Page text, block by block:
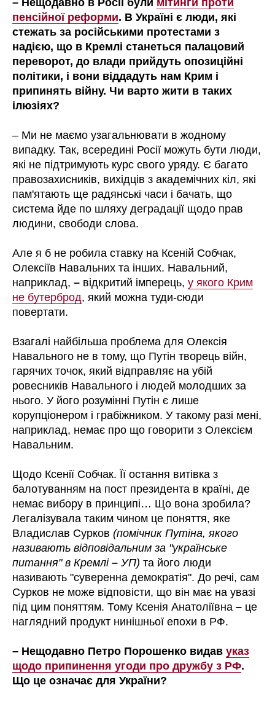
– Нещодавно в Росії були мітинги проти
пенсійної реформи. В Україні є люди, які
стежать за російськими протестами з
надією, що в Кремлі станеться палацовий
переворот, до влади прийдуть опозиційні
політики, і вони віддадуть нам Крим і
припинять війну. Чи варто жити в таких
ілюзіях?
– Ми не маємо узагальнювати в жодному
випадку. Так, всередині Росії можуть бути люди,
які не підтримують курс свого уряду. Є багато
правозахисників, вихідців з академічних кіл, які
пам'ятають ще радянські часи і бачать, що
система йде по шляху деградації щодо прав
людини, свободи слова.
Але я б не робила ставку на Ксеній Собчак,
Олексіїв Навальних та інших. Навальний,
наприклад,– відкритий імперець,у якого Крим
не бутерброд, який можна туди-сюди
повертати.
Взагалі найбільша проблема для Олексія
Навального не в тому, що Путін творець війн,
гарячих точок, який відправляє на убій
ровесників Навального і людей молодших за
нього. У його розумінні Путін є лише
корупціонером і грабіжником. У такому разі мені,
наприклад, немає про що говорити з Олексієм
Навальним.
Щодо Ксенії Собчак. Її остання витівка з
балотуванням на пост президента в країні, де
немає вибору в принципі… Що вона зробила?
Легалізувала таким чином це поняття, яке
Владислав Сурков(помічник Путіна, якого
називають відповідальним за "українське
питання" в Кремлі– УП) та його люди
називають "суверенна демократія". До речі, сам
Сурков не може відповісти, що він має на увазі
під цим поняттям. Тому Ксенія Анатоліївна– це
наглядний продукт нинішньої епохи в РФ.
– Нещодавно Петро Порошенко видавуказ
щодо припинення угоди про дружбу з РФ.
Що це означає для України?